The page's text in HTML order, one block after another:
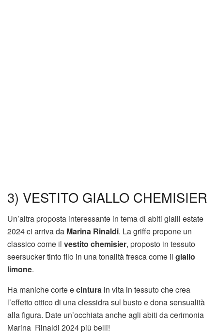
3) VESTITO GIALLO CHEMISIER
Un’altra proposta interessante in tema di abiti gialli estate
2024 ci arriva da Marina Rinaldi. La griffe propone un
classico come il vestito chemisier, proposto in tessuto
seersucker tinto filo in una tonalità fresca come il giallo
limone.
Ha maniche corte ecintura in vita in tessuto che crea
l’effetto ottico di una clessidra sul busto e dona sensualità
alla figura. Date un’occhiata anche agli abiti da cerimonia
Marina Rinaldi 2024 più belli!